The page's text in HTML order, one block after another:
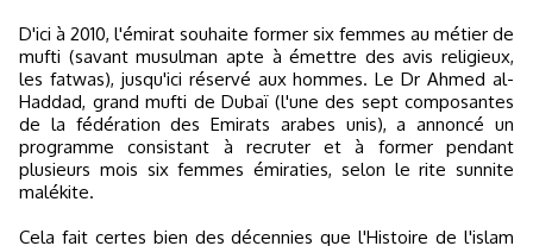
D'ici à 2010, l'émirat souhaite former six femmes au métier de
mufti (savant musulman apte à émettre des avis religieux,
les fatwas), jusqu'ici réservé aux hommes. Le Dr Ahmed al-
Haddad, grand mufti de Dubaï (l'une des sept composantes
de la fédération des Emirats arabes unis), a annoncé un
programme consistant à recruter et à former pendant
plusieurs mois six femmes émiraties, selon le rite sunnite
malékite.
Cela fait certes bien des décennies que l'Histoire de l'islam